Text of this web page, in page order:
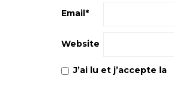
Email*
Website
J’ai lu et j’accepte la